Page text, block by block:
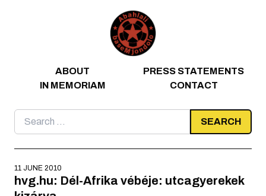
ABOUT
PRESS STATEMENTS
IN MEMORIAM
CONTACT
Search
for:
11 JUNE 2010
hvg.hu: Dél-Afrika vébéje: utcagyerekek